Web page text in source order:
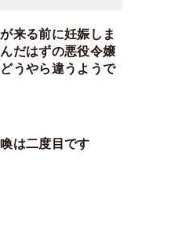
来る前に妊娠しま
だはずの悪役令嬢
うやら違うようで
は二度目です